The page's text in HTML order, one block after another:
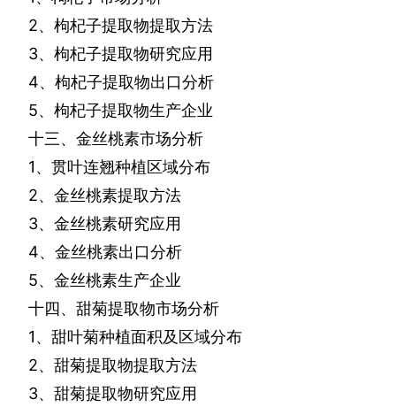
2、枸杞子提取物提取方法
3、枸杞子提取物研究应用
4、枸杞子提取物出口分析
5、枸杞子提取物生产企业
十三、金丝桃素市场分析
1、贯叶连翘种植区域分布
2、金丝桃素提取方法
3、金丝桃素研究应用
4、金丝桃素出口分析
5、金丝桃素生产企业
十四、甜菊提取物市场分析
1、甜叶菊种植面积及区域分布
2、甜菊提取物提取方法
3、甜菊提取物研究应用